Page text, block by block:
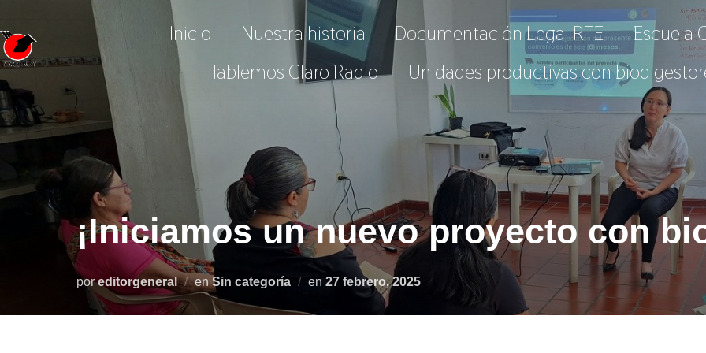
al
contenido
Inicio Nuestra historia Documentación Legal RTE Escuela
Hablemos Claro Radio
Unidades productivas con
¡Iniciamos un nuevo proyecto con
poreditorgeneral enSin categoría en Publicado
27 febrero, 2025